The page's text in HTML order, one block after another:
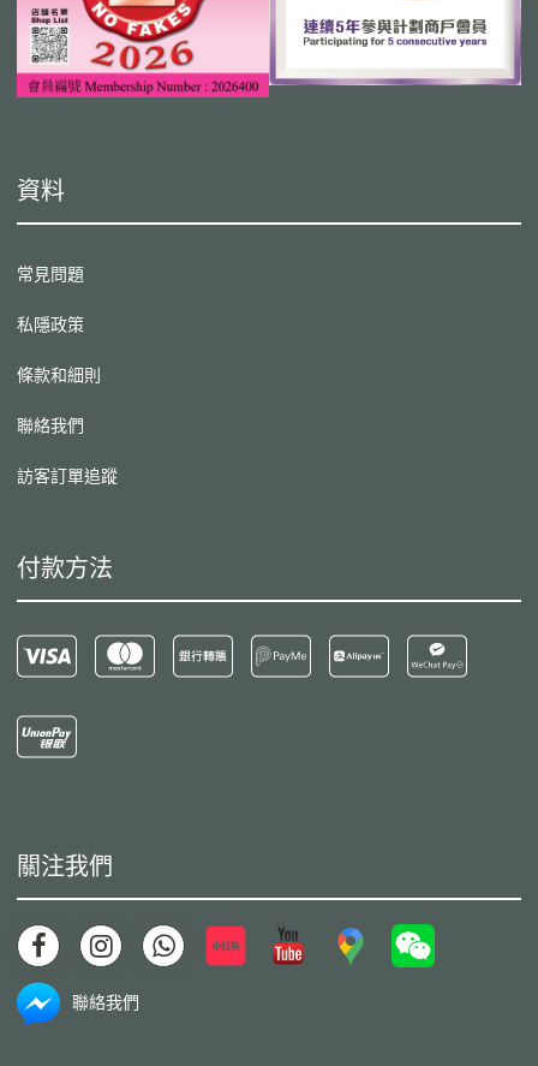
資料
常見問題
私隱政策
條款和細則
聯絡我們
訪客訂單追蹤
付款方法
關注我們
聯絡我們